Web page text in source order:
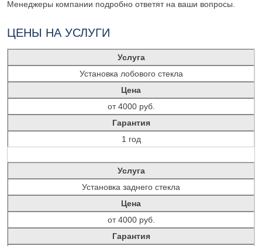
Менеджеры компании подробно ответят на ваши вопросы.
ЦЕНЫ НА УСЛУГИ
Услуга
Установка лобового стекла
Цена
от 4000 руб.
Гарантия
1 год
Услуга
Установка заднего стекла
Цена
от 4000 руб.
Гарантия